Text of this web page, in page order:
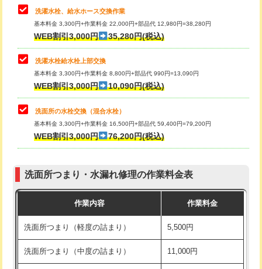
業）
排水管工事（排水管工事/3ｍまで） 55,000円
排水管工事（追加 排水管工事/3ｍ超
え）
マス交換（土の掘削・埋め戻し作業）
マス交換（深さ50㎝未満）
マス交換（深さ50㎝以上）
モルタル補修（厚さ10㎝まで） 27,500円
モルタル補修（厚さ10㎝超え） 38,500円
洗面台設置 38,500円
キッチンタンク脱着
その他部品の脱着
交換・取付（タンク）
交換・取付(単水栓（壁付・デッキ
式）)
交換・取付(混合水栓（壁付・デッキ
式・ワンホール）)
16,500円+材料費
（P/S/ポップアップ））
交換・取付（その他部品） 11,000円+材料費
持込商品取付（単水栓） 13,200円
持込商品取付（混合水栓） 16,500円
持込商品取付（浄水器・分岐水栓） 16,500円
洗濯水栓、給水ホース交換作業
基本料金 3,300円+作業料金 22,000円+部品代 12,980円=38,280円
WEB割引3,000円 35,280円(税込)
洗濯水栓給水栓上部交換
基本料金 3,300円+作業料金 8,800円+部品代 990円=13,090円
WEB割引3,000円 10,090円(税込)
洗面所の水栓交換（混合水栓）
基本料金 3,300円+作業料金 16,500円+部品代 59,400円=79,200円
WEB割引3,000円 76,200円(税込)
洗面所つまり・水漏れ修理の作業料金表
作業内容 作業料金
洗面所つまり（軽度の詰まり） 5,500円
洗面所つまり（中度の詰まり） 11,000円